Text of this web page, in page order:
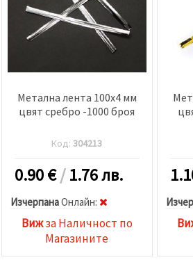
Метална лента 100x4 мм
цвят сребро -1000 броя
Код:304213
0.90€/1.76 лв.
ИзчерпанаOнлайн:
Вижза Наличност по
Магазините